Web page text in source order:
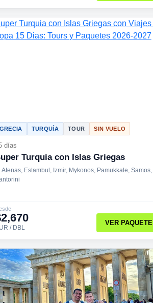
TURQUÍA TOUR SIN VUELO
días
Turquia con Islas Griegas
Atenas, Estambul, Izmir, Mykonos, Pamukkale, Samos,
/ DBL
VER PAQUETE